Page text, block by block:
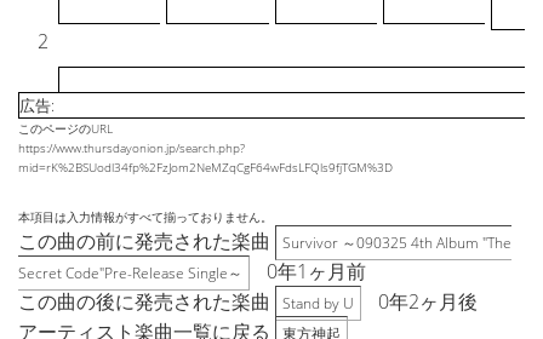
2
広告:
このページのURL
https://www.thursdayonion.jp/search.php?
mid=rK%2BSUodl34fp%2FzJom2NeMZqCgF64wFdsLFQls9fjTGM%3D
本項目は入力情報がすべて揃っておりません。
この曲の前に発売された楽曲
Survivor ～090325 4th Album "The
Secret Code"Pre-Release Single～
0年1ヶ月前
この曲の後に発売された楽曲
Stand by U
0年2ヶ月後
アーティスト楽曲一覧に戻る
東方神起